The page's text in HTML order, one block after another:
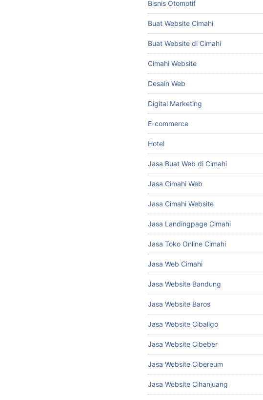
Bisnis Otomotif
Buat Website Cimahi
Buat Website di Cimahi
Cimahi Website
Desain Web
Digital Marketing
E-commerce
Hotel
Jasa Buat Web di Cimahi
Jasa Cimahi Web
Jasa Cimahi Website
Jasa Landingpage Cimahi
Jasa Toko Online Cimahi
Jasa Web Cimahi
Jasa Website Bandung
Jasa Website Baros
Jasa Website Cibaligo
Jasa Website Cibeber
Jasa Website Cibereum
Jasa Website Cihanjuang